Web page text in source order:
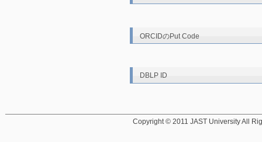
ORCIDのPut Code
DBLP ID